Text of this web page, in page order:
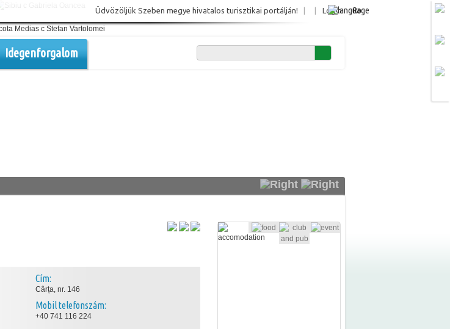
Login Ro
Üdvözöljük Szeben megye hivatalos turisztikai portálján!
Idegenforgalom
Cím:
Cârța, nr. 146
Mobil telefonszám:
+40 741 116 224